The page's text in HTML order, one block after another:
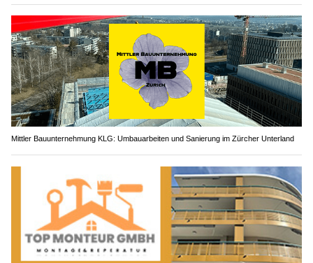
Mittler Bauunternehmung KLG: Umbauarbeiten und Sanierung im Zürcher Unterland